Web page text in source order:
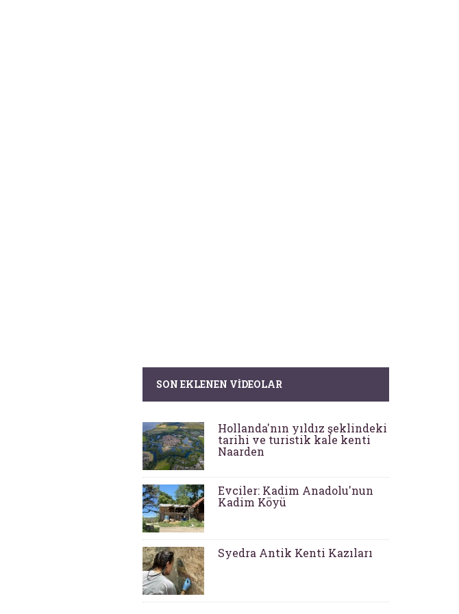
SON EKLENEN VIDEOLAR
Hollanda'nın yıldız şeklindeki
tarihi ve turistik kale kenti
Naarden
Evciler: Kadim Anadolu'nun
Kadim Köyü
Syedra Antik Kenti Kazıları